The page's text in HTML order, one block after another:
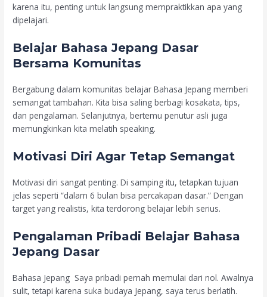
karena itu, penting untuk langsung mempraktikkan apa yang
dipelajari.
Belajar Bahasa Jepang Dasar
Bersama Komunitas
Bergabung dalam komunitas belajar Bahasa Jepang memberi
semangat tambahan. Kita bisa saling berbagi kosakata, tips,
dan pengalaman. Selanjutnya, bertemu penutur asli juga
memungkinkan kita melatih speaking.
Motivasi Diri Agar Tetap Semangat
Motivasi diri sangat penting. Di samping itu, tetapkan tujuan
jelas seperti “dalam 6 bulan bisa percakapan dasar.” Dengan
target yang realistis, kita terdorong belajar lebih serius.
Pengalaman Pribadi Belajar Bahasa
Jepang Dasar
Bahasa Jepang Saya pribadi pernah memulai dari nol. Awalnya
sulit, tetapi karena suka budaya Jepang, saya terus berlatih.